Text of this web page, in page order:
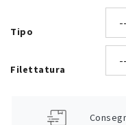
Tipo
Filettatura